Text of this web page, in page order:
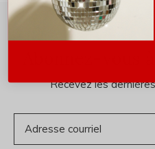
Abonnez-
Recevez les